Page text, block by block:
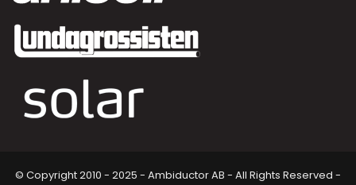
© Copyright 2010 - 2025 - Ambiductor AB - All Rights Reserved -